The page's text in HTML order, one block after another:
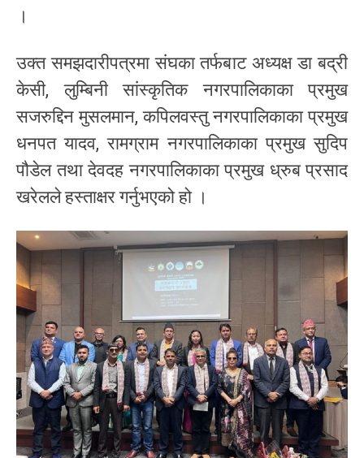
।
उक्त समझदारीपत्रमा संघका तर्फबाट अध्यक्ष डा बद्री
केसी, लुम्बिनी सांस्कृतिक नगरपालिकाका प्रमुख
सजरुद्दिन मुसलमान, कपिलवस्तु नगरपालिकाका प्रमुख
धनपत यादव, रामग्राम नगरपालिकाका प्रमुख सुदिप
पौडेल तथा देवदह नगरपालिकाका प्रमुख ध्रुब प्रसाद
खरेलले हस्ताक्षर गर्नुभएको हो ।